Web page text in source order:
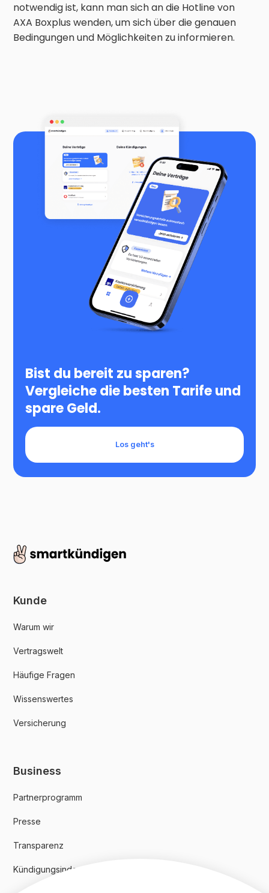
notwendig ist, kann man sich an die Hotline von
AXA Boxplus wenden, um sich über die genauen
Bedingungen und Möglichkeiten zu informieren.
Bist du bereit zu sparen?
Vergleiche die besten Tarife und
spare Geld.
Los geht's
Kunde
Warum wir
Vertragswelt
Häufige Fragen
Wissenswertes
Versicherung
Business
Partnerprogramm
Presse
Transparenz
Kündigungsindex 2024